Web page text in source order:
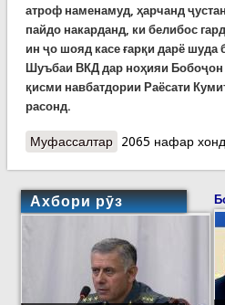
атроф наменамуд, ҳарчанд
пайдо накарданд, ки белибос
ин ҷо шояд касе ғарқи дарё шуда
Шуъбаи ВКД дар ноҳияи Бобоҷон
қисми навбатдории Раёсати
расонд.
Муфассалтаро Ҷасади як
2065 нафар хонд
Ахбори рӯз